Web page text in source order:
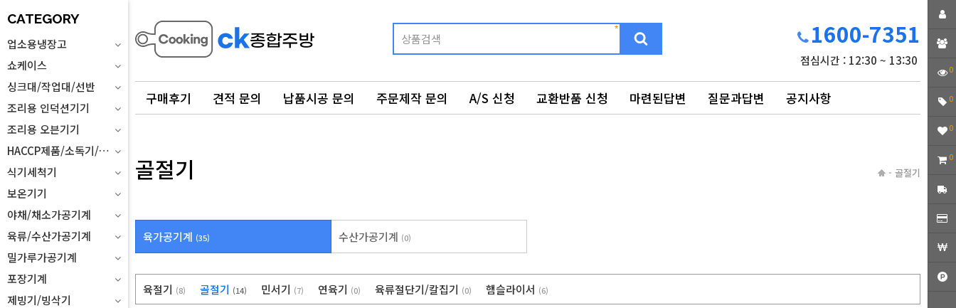
CATEGORY
업소용냉장고
쇼케이스
싱크대/작업대/선반
조리용 인덕션기기
조리용 오븐기기
HACCP제품/소독기/위생설비
식기세척기
보온기기
야채/채소가공기계
육류/수산가공기계
밀가루가공기계
포장기계
제빙기/빙삭기
1600-7351
점심시간 : 12:30 ~ 13:30
구매후기 견적 문의 납품시공 문의 주문제작 문의 A/S 신청 교환반품 신청 마련된답변 질문과답변 공지사항
골절기 - 골절기
육가공기계 (35) 수산가공기계 (0)
육절기 (8) 골절기 (14) 민서기 (7) 연육기 (0) 육류절단기/칼집기 (0) 햄슬라이서 (6)
0
0
0
0